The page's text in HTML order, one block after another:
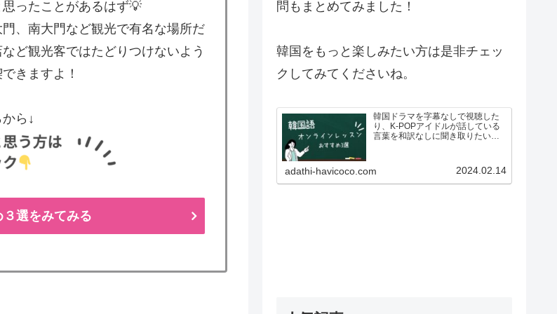
ったことがあるはず💡
、南大門など観光で有名な場所だ
ど観光客ではたどりつけないよう
きますよ！
ら↓
選をみてみる
問もまとめてみました！
韓国をもっと楽しみたい方は是非チェッ
クしてみてくださいね。
韓国ドラマを字幕なしで視聴した
り、K-POPアイドルが話している
言葉を和訳なしに聞き取りたいと
うか？ですが、いざ韓国語を学ぼ
う！としている方も、こんな悩み
があるのではないでしょうか…
adathi-havicoco.com 2024.02.14